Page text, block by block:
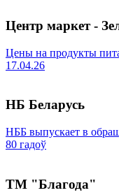
Центр маркет -
Цены на продукты
17.04.26
НБ Беларусь
НББ выпускает в
80 гадоў
ТМ "Благода"